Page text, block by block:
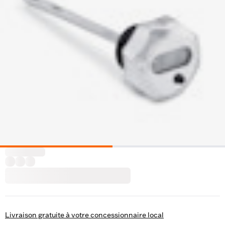
Livraison gratuite à votre concessionnaire local